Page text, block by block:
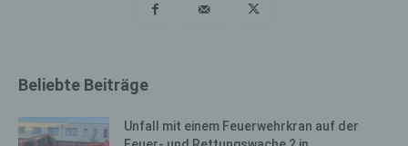
Beliebte Beiträge
Unfall mit einem Feuerwehrkran auf der
zugreifenden Systems und (8) sonstige ähnliche Daten
Bei der Nutzung dieser allgemeinen Daten und
Informationen ziehen wird keine Rückschlüsse auf die
betroffene Person. Diese Informationen werden vielmehr